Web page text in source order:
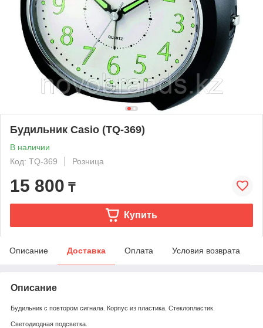
Будильник Casio (TQ-369)
В наличии
Код: TQ-369
Розница
15 800 ₸
Купить
Описание Доставка Оплата Условия возврата
Описание
Будильник с повтором сигнала. Корпус из пластика. Стеклопластик.
Светодиодная подсветка.